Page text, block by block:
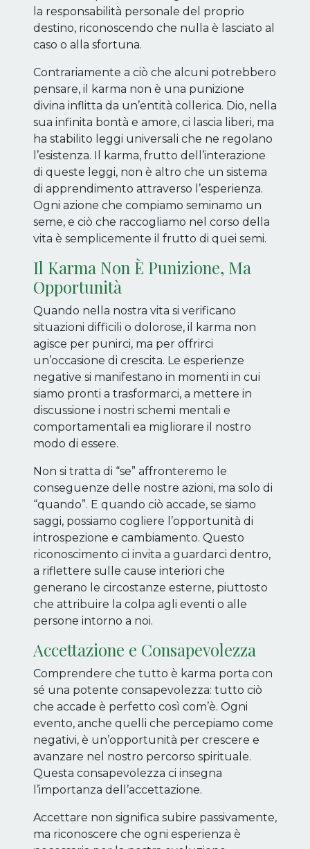
la responsabilità personale del proprio
destino, riconoscendo che nulla è lasciato al
caso o alla sfortuna.
Contrariamente a ciò che alcuni potrebbero
pensare, il karma non è una punizione
divina inflitta da un’entità collerica. Dio, nella
sua infinita bontà e amore, ci lascia liberi, ma
ha stabilito leggi universali che ne regolano
l’esistenza. Il karma, frutto dell’interazione
di queste leggi, non è altro che un sistema
di apprendimento attraverso l’esperienza.
Ogni azione che compiamo seminamo un
seme, e ciò che raccogliamo nel corso della
vita è semplicemente il frutto di quei semi.
Il Karma Non È Punizione, Ma
Opportunità
Quando nella nostra vita si verificano
situazioni difficili o dolorose, il karma non
agisce per punirci, ma per offrirci
un’occasione di crescita. Le esperienze
negative si manifestano in momenti in cui
siamo pronti a trasformarci, a mettere in
discussione i nostri schemi mentali e
comportamentali ea migliorare il nostro
modo di essere.
Non si tratta di “se” affronteremo le
conseguenze delle nostre azioni, ma solo di
“quando”. E quando ciò accade, se siamo
saggi, possiamo cogliere l’opportunità di
introspezione e cambiamento. Questo
riconoscimento ci invita a guardarci dentro,
a riflettere sulle cause interiori che
generano le circostanze esterne, piuttosto
che attribuire la colpa agli eventi o alle
persone intorno a noi.
Accettazione e Consapevolezza
Comprendere che tutto è karma porta con
sé una potente consapevolezza: tutto ciò
che accade è perfetto così com’è. Ogni
evento, anche quelli che percepiamo come
negativi, è un’opportunità per crescere e
avanzare nel nostro percorso spirituale.
Questa consapevolezza ci insegna
l’importanza dell’accettazione.
Accettare non significa subire passivamente,
ma riconoscere che ogni esperienza è